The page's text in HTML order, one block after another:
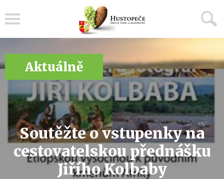
Aktuálně
Soutěžte o vstupenky na
cestovatelskou přednášku
Jiřího Kolbaby